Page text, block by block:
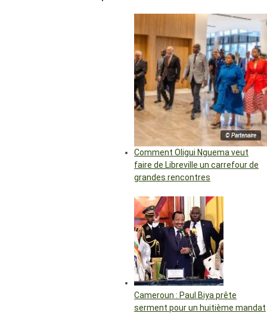
© Partenaire
Comment Oligui Nguema veut
faire de Libreville un carrefour de
grandes rencontres
Cameroun : Paul Biya prête
serment pour un huitième mandat